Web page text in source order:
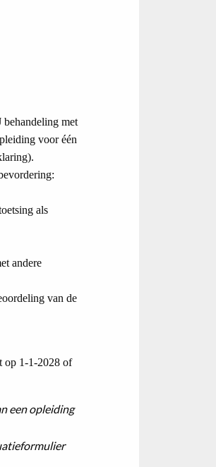
behandeling met
voor één
als
andere
van de
op 1-1-2028 of
een opleiding